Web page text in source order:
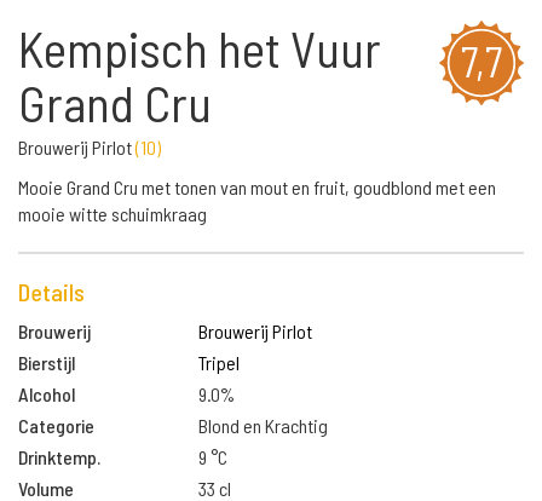
7,7
Kempisch het Vuur
Grand Cru
Brouwerij Pirlot(10)
Mooie Grand Cru met tonen van mout en fruit, goudblond met een
mooie witte schuimkraag
Details
Brouwerij
Brouwerij Pirlot
Bierstijl
Tripel
Alcohol
9.0%
Categorie
Blond en Krachtig
Drinktemp.
9 °C
Volume
33 cl